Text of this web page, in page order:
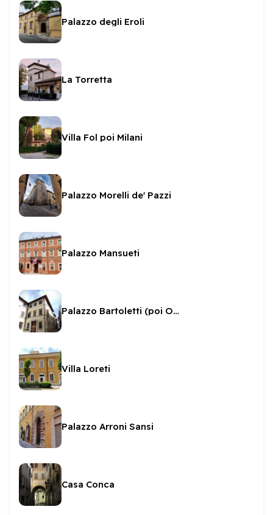
Palazzo degli Eroli
La Torretta
Villa Fol poi Milani
Palazzo Morelli de' Pazzi
Palazzo Mansueti
Palazzo Bartoletti (poi Onofri)
Villa Loreti
Palazzo Arroni Sansi
Casa Conca